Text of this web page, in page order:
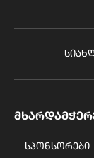
სპონსორები